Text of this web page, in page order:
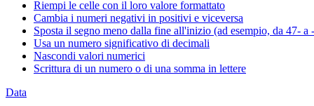
Riempi le celle con il loro valore formattato
Cambia i numeri negativi in positivi e viceversa
Sposta il segno meno dalla fine all'inizio (ad esempio, da 47- a
Usa un numero significativo di decimali
Nascondi valori numerici
Scrittura di un numero o di una somma in lettere
Data